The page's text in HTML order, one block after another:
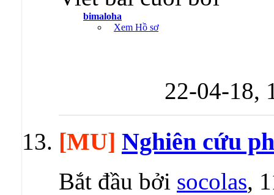
bimaloha
Xem Hồ sơ
22-04-18,
[MU] Nghiên cứu
Bắt đầu bởi socolas,